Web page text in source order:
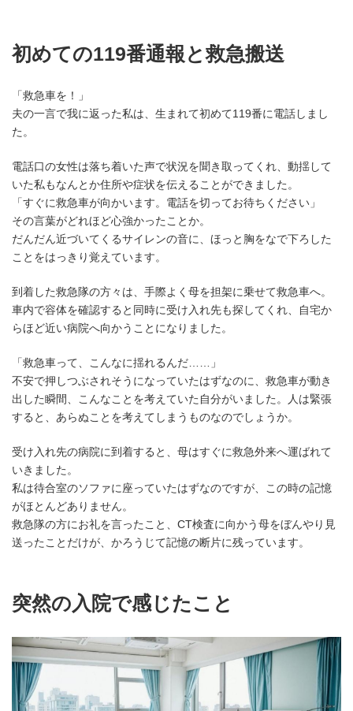
初めての119番通報と救急搬送
「救急車を！」
夫の一言で我に返った私は、生まれて初めて119番に電話しまし
た。
電話口の女性は落ち着いた声で状況を聞き取ってくれ、動揺して
いた私もなんとか住所や症状を伝えることができました。
「すぐに救急車が向かいます。電話を切ってお待ちください」
その言葉がどれほど心強かったことか。
だんだん近づいてくるサイレンの音に、ほっと胸をなで下ろした
ことをはっきり覚えています。
到着した救急隊の方々は、手際よく母を担架に乗せて救急車へ。
車内で容体を確認すると同時に受け入れ先も探してくれ、自宅か
らほど近い病院へ向かうことになりました。
「救急車って、こんなに揺れるんだ……」
不安で押しつぶされそうになっていたはずなのに、救急車が動き
出した瞬間、こんなことを考えていた自分がいました。人は緊張
すると、あらぬことを考えてしまうものなのでしょうか。
受け入れ先の病院に到着すると、母はすぐに救急外来へ運ばれて
いきました。
私は待合室のソファに座っていたはずなのですが、この時の記憶
がほとんどありません。
救急隊の方にお礼を言ったこと、CT検査に向かう母をぼんやり見
送ったことだけが、かろうじて記憶の断片に残っています。
突然の入院で感じたこと